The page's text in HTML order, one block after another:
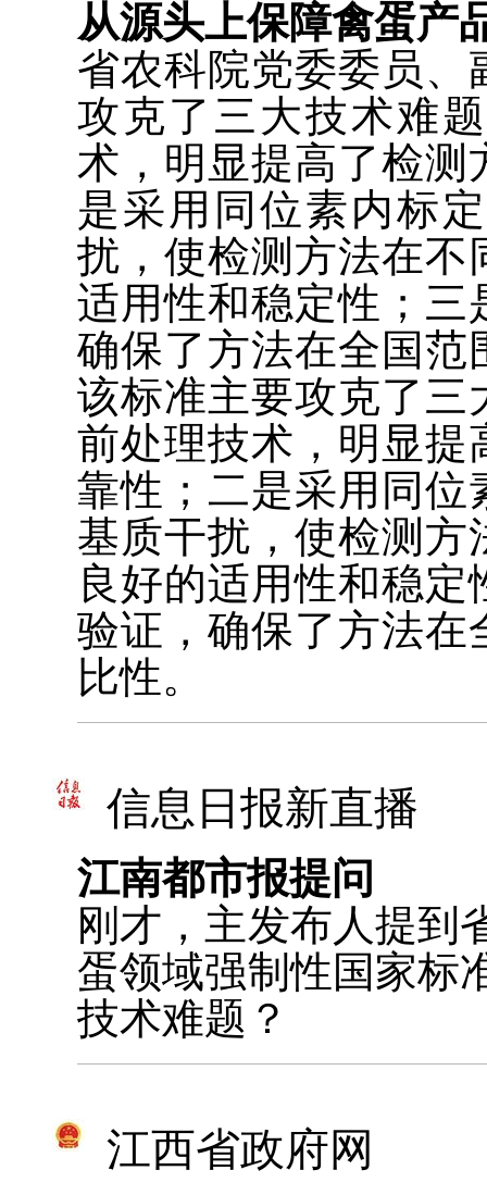
从源头上保障禽蛋产
省农科院党委委员、
攻克了三大技术难
术，明显提高了检测
是采用同位素内标
扰，使检测方法在不
适用性和稳定性；三
确保了方法在全国范
该标准主要攻克了三
前处理技术，明显提
靠性；二是采用同位
基质干扰，使检测方
良好的适用性和稳
验证，确保了方法在
比性。
信息日报新直播
江南都市报提问
刚才，主发布人提到
蛋领域强制性国家标
技术难题？
江西省政府网